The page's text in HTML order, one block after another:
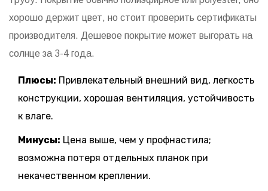
хорошо держит цвет, но стоит проверить сертификаты
производителя. Дешевое покрытие может выгорать на
солнце за 3-4 года.
Плюсы: Привлекательный внешний вид, легкость
конструкции, хорошая вентиляция, устойчивость
к влаге.
Минусы: Цена выше, чем у профнастила;
возможна потеря отдельных планок при
некачественном креплении.